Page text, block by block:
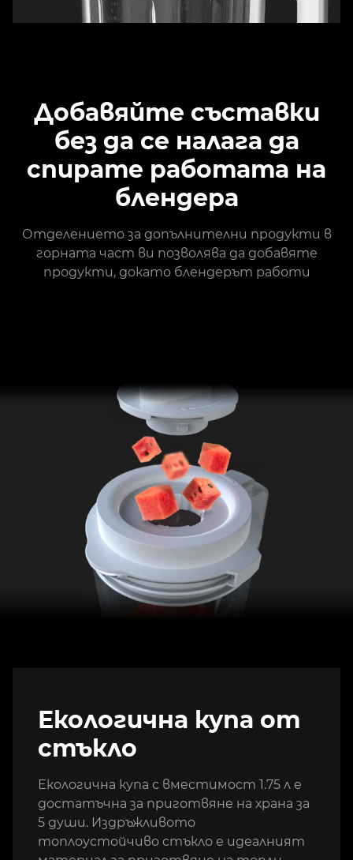
Добавяйте съставки
без да се налага да
спирате работата на
блендера
Отделението за допълнителни продукти в
горната част ви позволява да добавяте
продукти, докато блендерът работи
Екологична купа от
стъкло
Екологична купа с вместимост 1.75 л е
достатъчна за приготвяне на храна за
5 души. Издръжливото
топлоустойчиво стъкло е идеалният